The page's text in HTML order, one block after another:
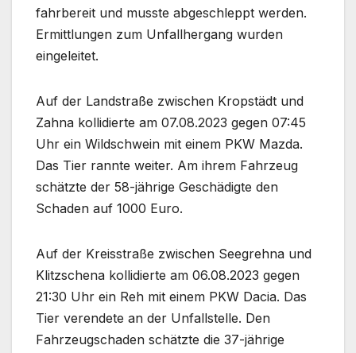
fahrbereit und musste abgeschleppt werden.
Ermittlungen zum Unfallhergang wurden
eingeleitet.
Auf der Landstraße zwischen Kropstädt und
Zahna kollidierte am 07.08.2023 gegen 07:45
Uhr ein Wildschwein mit einem PKW Mazda.
Das Tier rannte weiter. Am ihrem Fahrzeug
schätzte der 58-jährige Geschädigte den
Schaden auf 1000 Euro.
Auf der Kreisstraße zwischen Seegrehna und
Klitzschena kollidierte am 06.08.2023 gegen
21:30 Uhr ein Reh mit einem PKW Dacia. Das
Tier verendete an der Unfallstelle. Den
Fahrzeugschaden schätzte die 37-jährige